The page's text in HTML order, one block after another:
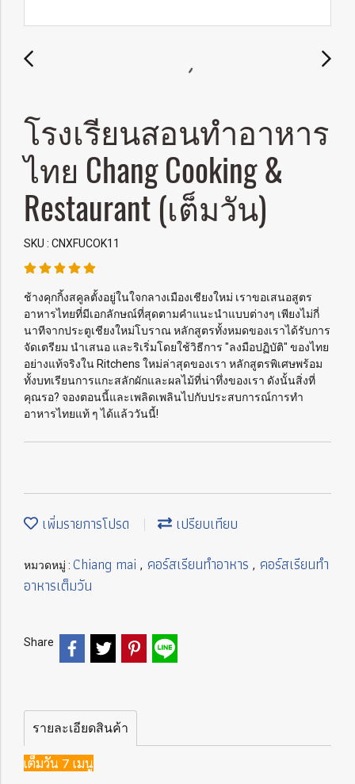
โรงเรียนสอนทำอาหาร
ไทย Chang Cooking &
Restaurant (เต็มวัน)
SKU : CNXFUCOK11
ช้างคุกกิ้งสคูลตั้งอยู่ในใจกลางเมืองเชียงใหม่ เราขอเสนอสูตร
อาหารไทยที่มีเอกลักษณ์ที่สุดตามคำแนะนำแบบต่างๆ เพียงไม่กี่
นาทีจากประตูเชียงใหม่โบราณ หลักสูตรทั้งหมดของเราได้รับการ
จัดเตรียม นำเสนอ และริเริ่มโดยใช้วิธีการ "ลงมือปฏิบัติ" ของไทย
อย่างแท้จริงใน Ritchens ใหม่ล่าสุดของเรา หลักสูตรพิเศษพร้อม
ทั้งบทเรียนการแกะสลักผักและผลไม้ที่น่าทึ่งของเรา ดังนั้นสิ่งที่
คุณรอ? จองตอนนี้และเพลิดเพลินไปกับประสบการณ์การทำ
อาหารไทยแท้ ๆ ได้แล้ววันนี้!
เพิ่มรายการโปรด เปรียบเทียบ
หมวดหมู่ : Chiang mai , คอร์สเรียนทำอาหาร , คอร์สเรียนทำ
อาหารเต็มวัน
Share
รายละเอียดสินค้า
เต็มวัน 7 เมนู